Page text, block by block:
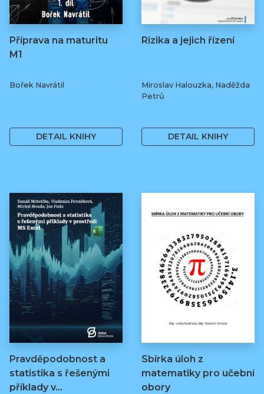
Příprava na maturitu
M1
Bořek Navrátil
DETAIL KNIHY
Rizika a jejich řízení
Miroslav Halouzka, Naděžda
Petrů
DETAIL KNIHY
Pravděpodobnost a
statistika s řešenými
příklady v…
Sbírka úloh z
matematiky pro učební
obory